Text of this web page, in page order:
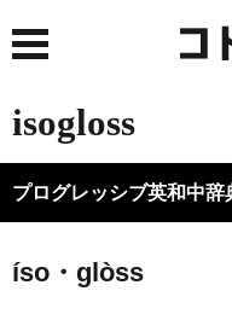
isogloss
プログレッシブ英和中辞
íso・glòss